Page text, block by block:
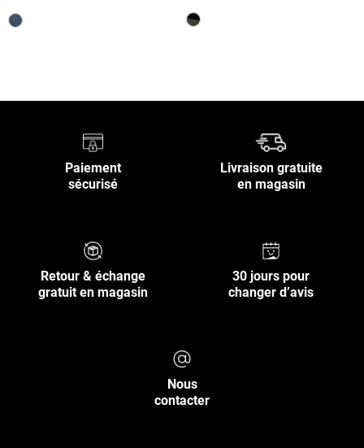
Paiement
sécurisé
Livraison gratuite
en magasin
Retour & échange
gratuit en magasin
30 jours pour
changer d’avis
Nous
contacter